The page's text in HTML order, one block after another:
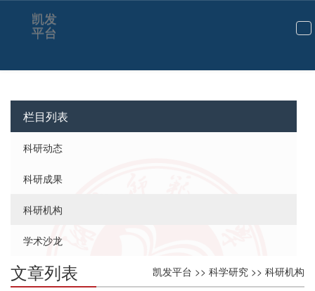
科研机构-凯发平台
切
航
凯发
平台
栏目列表
科研动态
科研成果
科研机构
学术沙龙
凯发平台 >> 科学研究 >> 科研机构
文章列表